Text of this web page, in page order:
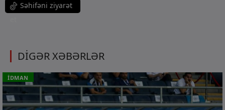
Səhifəni ziyarət
DİGƏR XƏBƏRLƏR
İDMAN